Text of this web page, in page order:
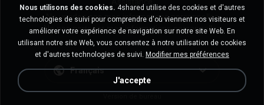
Ne vendez pas mes informations personnelles
Ne pas partager mes informations personnelles
Français
Nous utilisons des cookies. 4shared utilise des cookies et d'autres
technologies de suivi pour comprendre d'où viennent nos visiteurs et
améliorer votre expérience de navigation sur notre site Web. En
utilisant notre site Web, vous consentez à notre utilisation de cookies
et d'autres technologies de suivi. Modifier mes préférences
J'accepte